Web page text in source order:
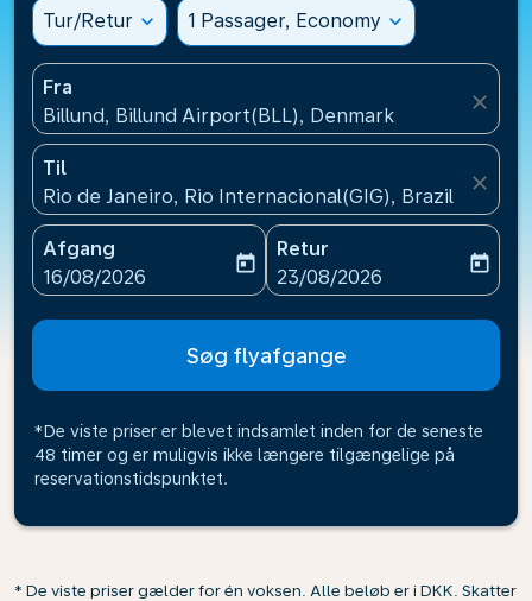
Tur/Retur expand_more 1 Passager, Economy expand_more
Fra
Billund, Billund Airport(BLL), Denmark
close
Til
Rio de Janeiro, Rio Internacional(GIG), Brazil
close
Afgang
fc-booking-departure-date-aria-label
16/08/2026
today
Retur
fc-booking-return-date-
23/08/2026
today
Søg flyafgange
*De viste priser er blevet indsamlet inden for de seneste
48 timer og er muligvis ikke længere tilgængelige på
reservationstidspunktet.
* De viste priser gælder for én voksen. Alle beløb er i DKK. Skatter